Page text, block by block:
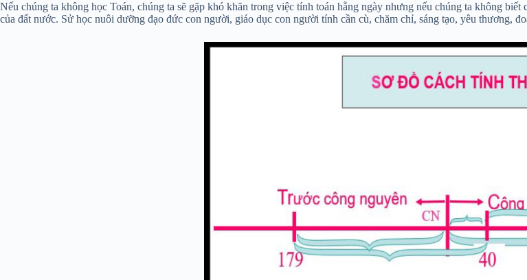
Nếu chúng ta không học Toán, chúng ta sẽ gặp khó khăn trong việc tính toán hằng ngày nhưng nếu chúng ta không
của đất nước. Sử học nuôi dưỡng đạo đức con người, giáo dục con người tính cần cù, chăm chỉ, sáng tạo, yêu thương,